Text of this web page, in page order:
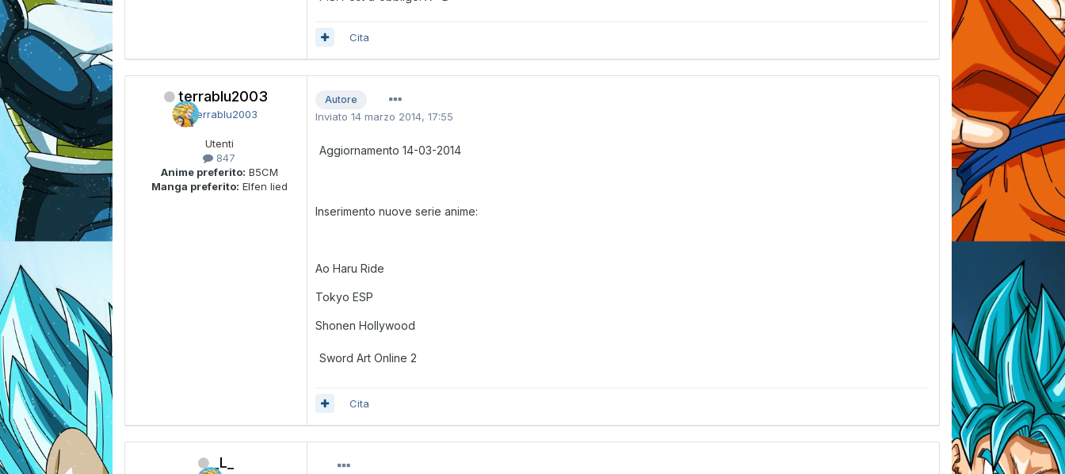
Cita
terrablu2003
Utenti
847
Anime preferito: B5CM
Manga preferito: Elfen lied
Autore
Inviato14 marzo 2014, 17:55
Aggiornamento 14-03-2014
Inserimento nuove serie anime:
Ao Haru Ride
Tokyo ESP
Shonen Hollywood
Sword Art Online 2
Cita
_L_